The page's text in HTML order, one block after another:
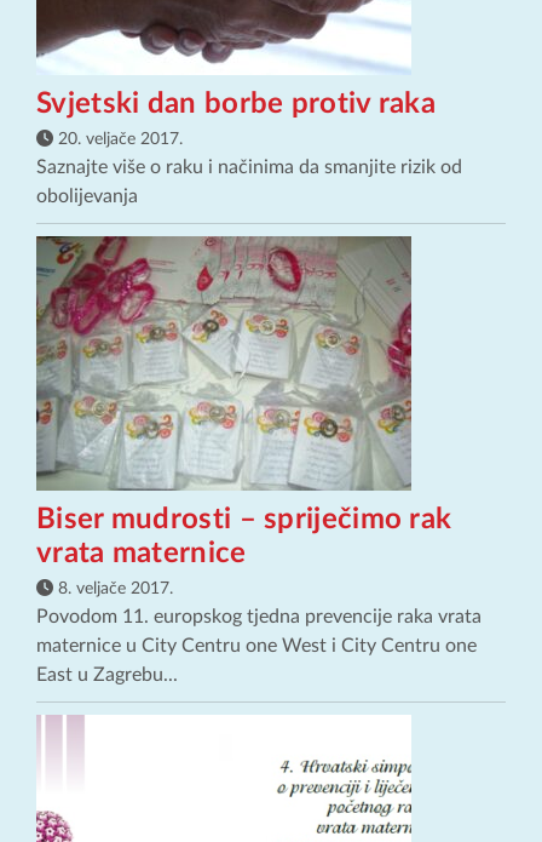
Svjetski dan borbe protiv raka
20. veljače 2017.
Saznajte više o raku i načinima da smanjite rizik od
obolijevanja
Biser mudrosti – spriječimo rak
vrata maternice
8. veljače 2017.
Povodom 11. europskog tjedna prevencije raka vrata
maternice u City Centru one West i City Centru one
East u Zagrebu...